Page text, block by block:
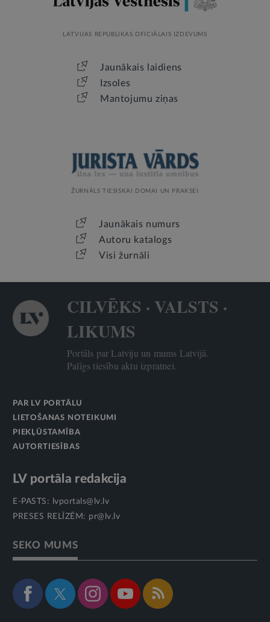
LATVIJAS REPUBLIKAS OFICIĀLAIS IZDEVUMS
Jaunākais laidiens
Izsoles
Mantojumu ziņas
ŽURNĀLS TIESISKAI DOMAI UN PRAKSEI
Jaunākais numurs
Autoru katalogs
Visi žurnāli
CILVĒKS · VALSTS ·
LIKUMS
Portāls par Latviju un mums Latvijā.
Palīgs tiesību aktu izpratnei.
PAR LV PORTĀLU
LIETOŠANAS NOTEIKUMI
PIEKĻŪSTAMĪBA
AUTORTIESĪBAS
LV portāla redakcija
E-PASTS:
lvportals@lv.lv
PRESES RELĪZĒM: pr@lv.lv
SEKO MUMS